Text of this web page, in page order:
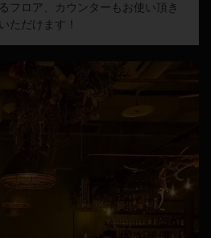
フロア、カウンターもお使い頂き
ただけます！